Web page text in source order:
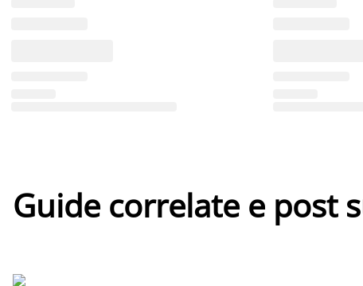
Guide correlate e post